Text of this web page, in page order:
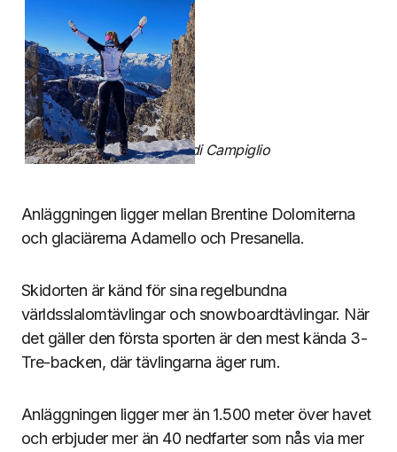
Madonna di Campiglio
Anläggningen ligger mellan Brentine Dolomiterna
och glaciärerna Adamello och Presanella.
Skidorten är känd för sina regelbundna
världsslalomtävlingar och snowboardtävlingar. När
det gäller den första sporten är den mest kända 3-
Tre-backen, där tävlingarna äger rum.
Anläggningen ligger mer än 1.500 meter över havet
och erbjuder mer än 40 nedfarter som nås via mer